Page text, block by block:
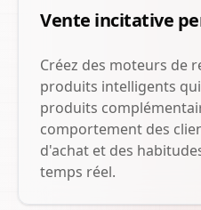
Vente incitative
Créez des moteurs de
produits intelligents
produits
comportement des
d'achat et des
temps réel.